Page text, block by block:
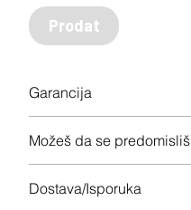
Prodat
Garancija
Možeš da se predomisliš
Dostava/Isporuka